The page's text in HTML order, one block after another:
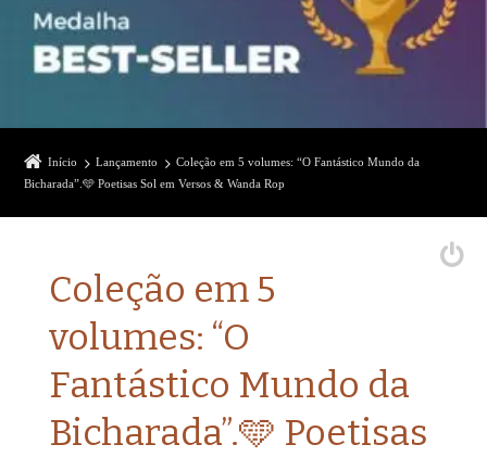
Início Lançamento
Coleção em 5 volumes: “O Fantástico Mundo da
Bicharada”.🩵 Poetisas Sol em Versos & Wanda Rop
Coleção em 5
volumes: “O
Fantástico Mundo da
Bicharada”.🩵 Poetisas